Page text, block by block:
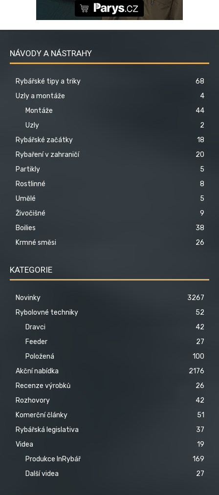
NÁVODY A NÁSTRAHY
Rybářské tipy a triky
68
Uzly a montáže
4
Montáže
44
Uzly
2
Rybářské začátky
18
Rybaření v zahraničí
20
Partikly
5
Rostlinné
8
Umělé
5
Živočišné
9
Boilies
38
Krmné směsi
26
KATEGORIE
Novinky
3267
Rybolovné techniky
52
Dravci
42
Feeder
27
Položená
100
Akční nabídka
2176
Recenze výrobků
26
Rozhovory
42
Komerční články
51
Rybářská legislativa
37
Videa
19
Produkce InRybář
169
Další videa
27